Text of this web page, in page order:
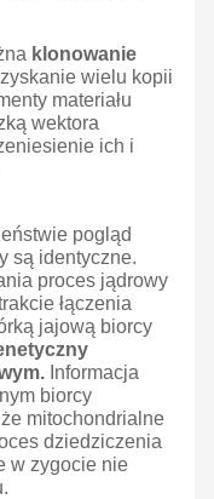
klonowanie
wielu kopii
materiału
wektora
ich i
pogląd
są identyczne.
proces jądrowy
łączenia
jajową biorcy
Informacja
biorcy
mitochondrialne
dziedziczenia
w zygocie nie